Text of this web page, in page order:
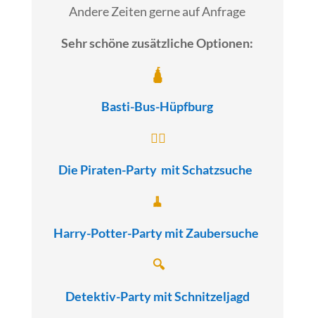
Andere Zeiten gerne auf Anfrage
Sehr schöne zusätzliche Optionen:
🛕
Basti-Bus-Hüpfburg
🏴‍☠️
Die Piraten-Party mit Schatzsuche
🧹
Harry-Potter-Partymit Zaubersuche
🔍
Detektiv-Partymit Schnitzeljagd